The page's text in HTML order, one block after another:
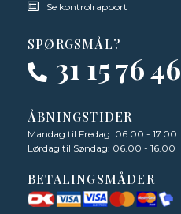
Se kontrolrapport
SPØRGSMÅL?
31 15 76 46
ÅBNINGSTIDER
Mandag til Fredag: 06.00 - 17.00
Lørdag til Søndag: 06.00 - 16.00
BETALINGSMÅDER